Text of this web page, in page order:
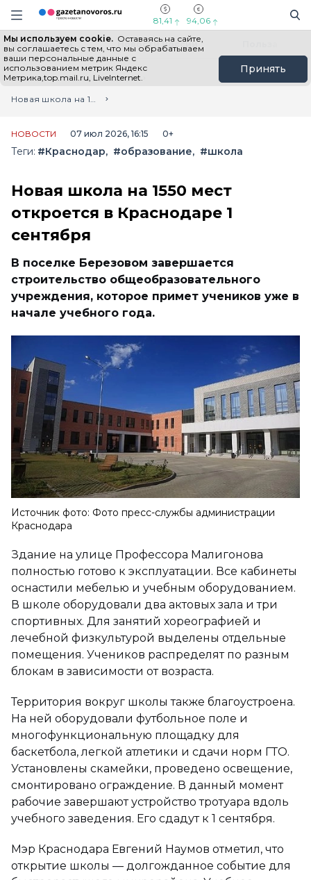
Информационный портал "ГазетаНоворос.ру"
Навигация сайта
81,41 94,06
Мы используем cookie. Оставаясь на сайте,
вы соглашаетесь с тем, что мы обрабатываем
ваши персональные данные с
использованием метрик Яндекс
Метрика,top.mail.ru, LiveInternet.
Принять
Все новости Новости России
Главная
Лента новостей
Новая школа на 1550 мест откроется в Краснодаре 1 сентября
НОВОСТИ 07 июл 2026, 16:15 0+
Теги: #Краснодар #образование #школа
Новая школа на 1550 мест
откроется в Краснодаре 1
сентября
В поселке Березовом завершается
строительство общеобразовательного
учреждения, которое примет учеников уже в
начале учебного года.
Источник фото: Фото пресс-службы администрации
Краснодара
Здание на улице Профессора Малигонова
полностью готово к эксплуатации. Все кабинеты
оснастили мебелью и учебным оборудованием.
В школе оборудовали два актовых зала и три
спортивных. Для занятий хореографией и
лечебной физкультурой выделены отдельные
помещения. Учеников распределят по разным
блокам в зависимости от возраста.
Территория вокруг школы также благоустроена.
На ней оборудовали футбольное поле и
многофункциональную площадку для
баскетбола, легкой атлетики и сдачи норм ГТО.
Установлены скамейки, проведено освещение,
смонтировано ограждение. В данный момент
рабочие завершают устройство тротуара вдоль
учебного заведения. Его сдадут к 1 сентября.
Мэр Краснодара Евгений Наумов отметил, что
открытие школы — долгожданное событие для